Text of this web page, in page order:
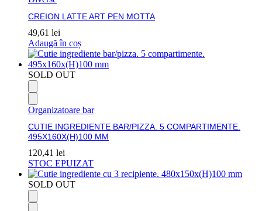
CREION LATTE ART PEN MOTTA
49,61 lei
Adaugă în coș
SOLD OUT
Organizatoare bar
CUTIE INGREDIENTE BAR/PIZZA. 5 COMPARTIMENTE.
495X160X(H)100 MM
120,41 lei
STOC EPUIZAT
SOLD OUT